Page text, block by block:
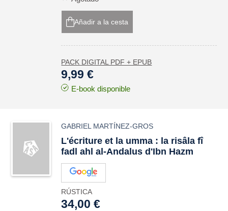
Añadir a la cesta
PACK DIGITAL PDF + EPUB
9,99 €
E-book disponible
GABRIEL MARTÍNEZ-GROS
L'écriture et la umma : la risâla fî
fadl ahl al-Andalus d'Ibn Hazm
RÚSTICA
34,00 €